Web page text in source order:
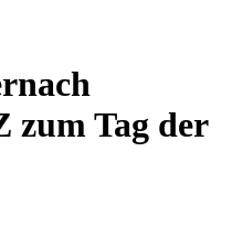
zum Tag der